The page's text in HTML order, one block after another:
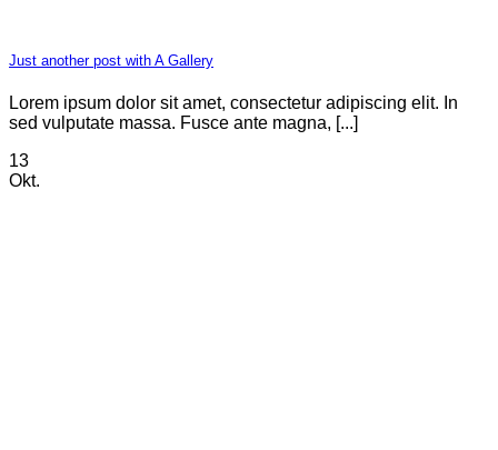
Just another post with A Gallery
Lorem ipsum dolor sit amet, consectetur adipiscing elit. In
sed vulputate massa. Fusce ante magna, [...]
13
Okt.